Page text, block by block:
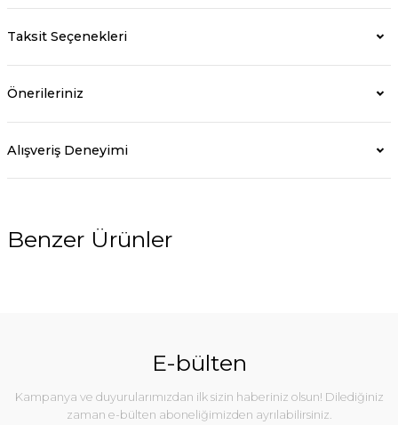
Taksit Seçenekleri
Önerileriniz
Alışveriş Deneyimi
Benzer Ürünler
E-bülten
Kampanya ve duyurularımızdan ilk sizin haberiniz olsun! Dilediğiniz
zaman e-bülten aboneliğimizden ayrılabilirsiniz.